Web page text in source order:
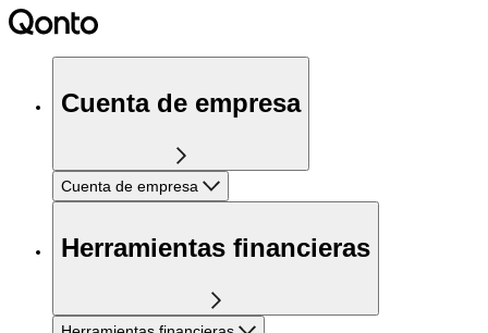
Cuenta de empresa
Cuenta de empresa
Herramientas financieras